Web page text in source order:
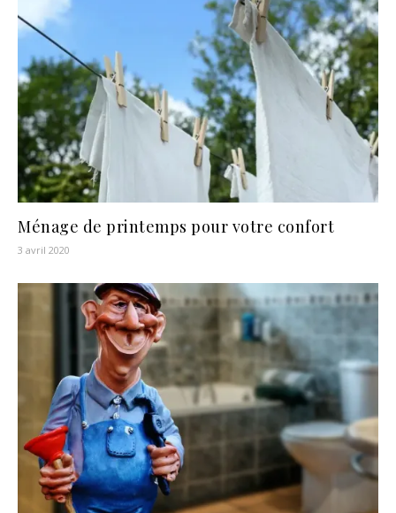
Ménage de printemps pour votre confort
3 avril 2020